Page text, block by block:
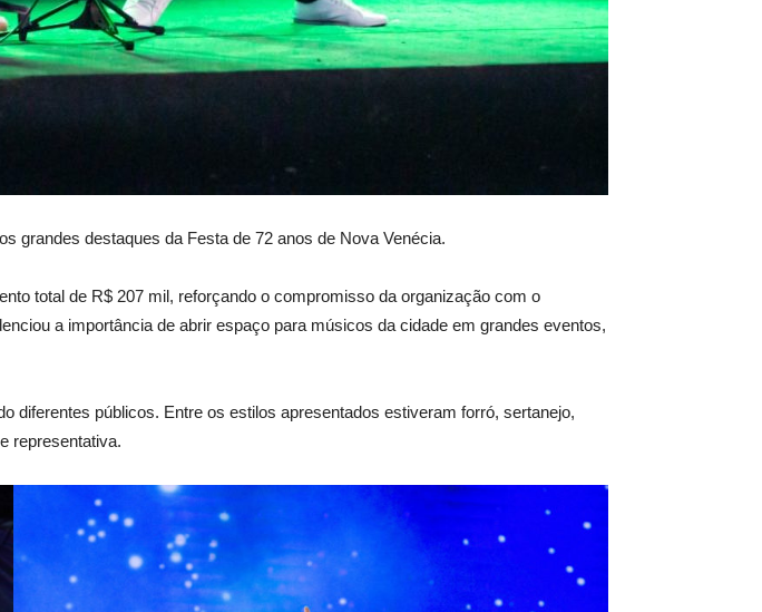
grandes destaques da Festa de 72 anos de Nova Venécia.
total de R$ 207 mil, reforçando o compromisso da organização com o
a importância de abrir espaço para músicos da cidade em grandes eventos,
diferentes públicos. Entre os estilos apresentados estiveram forró, sertanejo,
representativa.